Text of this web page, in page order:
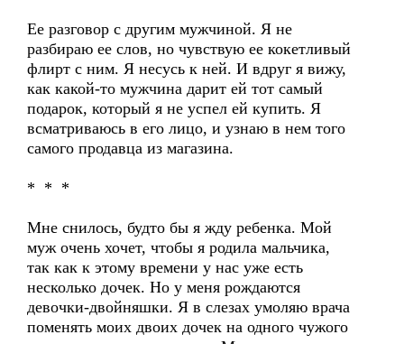
Ее разговор с другим мужчиной. Я не
разбираю ее слов, но чувствую ее кокетливый
флирт с ним. Я несусь к ней. И вдруг я вижу,
как какой-то мужчина дарит ей тот самый
подарок, который я не успел ей купить. Я
всматриваюсь в его лицо, и узнаю в нем того
самого продавца из магазина.
* * *
Мне снилось, будто бы я жду ребенка. Мой
муж очень хочет, чтобы я родила мальчика,
так как к этому времени у нас уже есть
несколько дочек. Но у меня рождаются
девочки-двойняшки. Я в слезах умоляю врача
поменять моих двоих дочек на одного чужого